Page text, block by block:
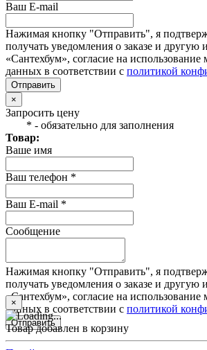
Ваш E-mail
Нажимая кнопку "Отправить", я
получать уведомления о заказе и
«Сантехбум», согласие на
данных в соответствии с политикой
Отправить
×
Запросить цену
* - обязательно для заполнения
Товар:
Ваше имя
Ваш телефон *
Ваш E-mail *
Сообщение
Нажимая кнопку "Отправить", я
получать уведомления о заказе и
«Сантехбум», согласие на
данных в соответствии с политикой
Отправить
×
Товар добавлен в корзину